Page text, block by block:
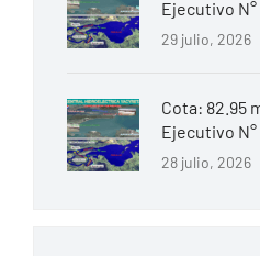
Ejecutivo
29 julio, 2026
Cota: 82.95
Ejecutivo
28 julio, 2026